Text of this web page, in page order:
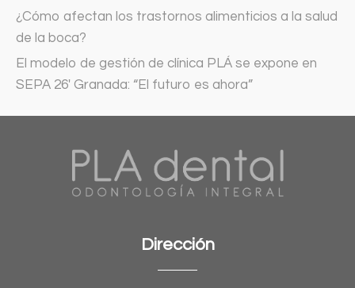
¿Cómo afectan los trastornos alimenticios a la salud
de la boca?
El modelo de gestión de clínica PLÁ se expone en
SEPA 26′ Granada: “El futuro es ahora”
Dirección